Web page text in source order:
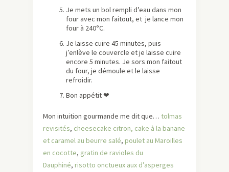
Je mets un bol rempli d’eau dans mon
four avec mon faitout, et je lance mon
four à 240°C.
Je laisse cuire 45 minutes, puis
j’enlève le couvercle et je laisse cuire
encore 5 minutes. Je sors mon faitout
du four, je démoule et le laisse
refroidir.
Bon appétit ❤
Mon intuition gourmande me dit que… tolmas
revisités, cheesecake citron, cake à la banane
et caramel au beurre salé, poulet au Maroilles
en cocotte, gratin de ravioles du
Dauphiné, risotto onctueux aux d’asperges